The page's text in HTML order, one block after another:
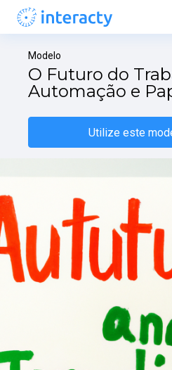
Modelo
O Futuro do
Automação e
Utilize este